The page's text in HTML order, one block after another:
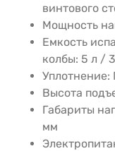
винтового
Мощность
Емкость
колбы: 5 л /
Высота
Габариты
мм